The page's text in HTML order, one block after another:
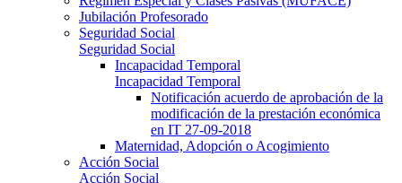
Jubilación Profesorado
Seguridad Social
Seguridad Social
Incapacidad Temporal
Incapacidad Temporal
Notificación acuerdo de aprobación de la
modificación de la prestación económica
en IT 27-09-2018
Maternidad, Adopción o Acogimiento
Acción Social
Acción Social